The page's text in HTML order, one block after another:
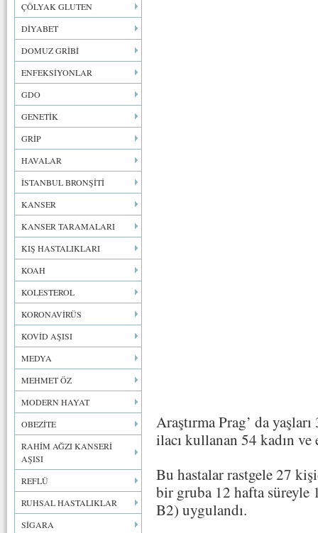
ÇÖLYAK GLUTEN
DİYABET
DOMUZ GRİBİ
ENFEKSİYONLAR
GDO
GENETİK
GRİP
HAVALAR
İSTANBUL BRONŞİTİ
KANSER
KANSER TARAMALARI
KIŞ HASTALIKLARI
KOAH
KOLESTEROL
KORONAVİRÜS
KOVİD AŞISI
MEDYA
MEHMET ÖZ
MODERN HAYAT
OBEZİTE
RAHİM AĞZI KANSERİ
AŞISI
REFLÜ
RUHSAL HASTALIKLAR
SİGARA
Araştırma Prag’ da
ilacı kullanan 54 kadın
Bu hastalar rastgele 27
bir gruba 12 hafta
B2) uygulandı.